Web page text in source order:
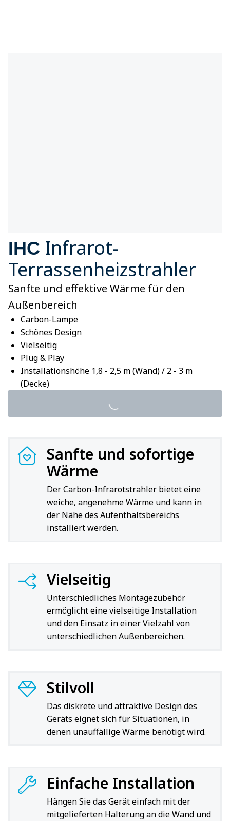
IHC Infrarot-
Terrassenheizstrahler
Sanfte und effektive Wärme für den
Außenbereich
Carbon-Lampe
Schönes Design
Vielseitig
Plug & Play
Installationshöhe 1,8 - 2,5 m (Wand) / 2 - 3 m
(Decke)
Sanfte und sofortige
Wärme
Der Carbon-Infrarotstrahler bietet eine
weiche, angenehme Wärme und kann in
der Nähe des Aufenthaltsbereichs
installiert werden.
Vielseitig
Unterschiedliches Montagezubehör
ermöglicht eine vielseitige Installation
und den Einsatz in einer Vielzahl von
unterschiedlichen Außenbereichen.
Stilvoll
Das diskrete und attraktive Design des
Geräts eignet sich für Situationen, in
denen unauffällige Wärme benötigt wird.
Einfache Installation
Hängen Sie das Gerät einfach mit der
mitgelieferten Halterung an die Wand und